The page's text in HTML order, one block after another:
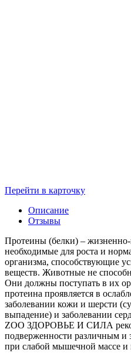
Перейти в карточку
Описание
Отзывы
Протеины (белки) –
необходимые для роста и
организма, способствующие
веществ. Животные не
Они должны поступать в их
протеина проявляется в
заболевании кожи и шерсти
выпадение) и заболевании
ZOO ЗДОРОВЬЕ И СИЛА
подверженности различным и
при слабой мышечной массе и